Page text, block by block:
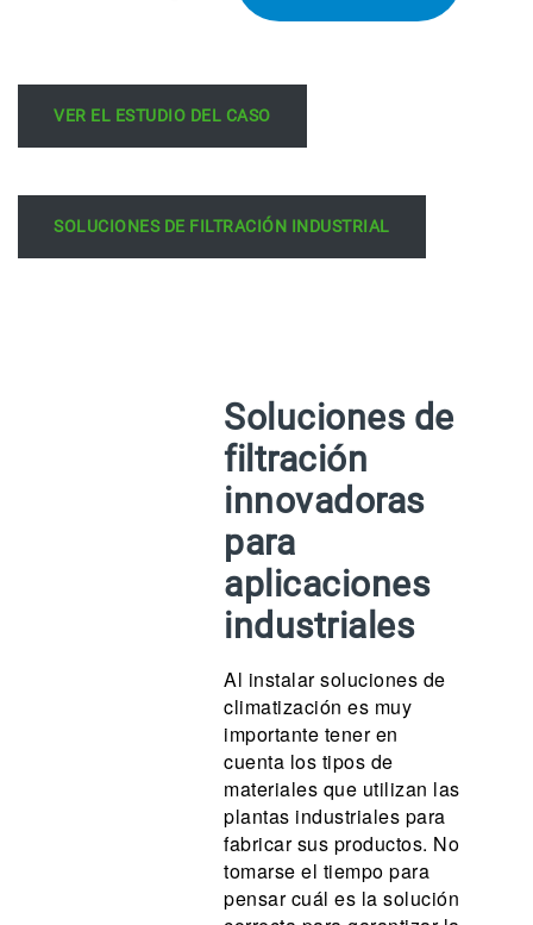
VER EL ESTUDIO DEL CASO
SOLUCIONES DE FILTRACIÓN INDUSTRIAL
Soluciones de
filtración
innovadoras
para
aplicaciones
industriales
Al instalar soluciones de
climatización es muy
importante tener en
cuenta los tipos de
materiales que utilizan las
plantas industriales para
fabricar sus productos. No
tomarse el tiempo para
pensar cuál es la solución